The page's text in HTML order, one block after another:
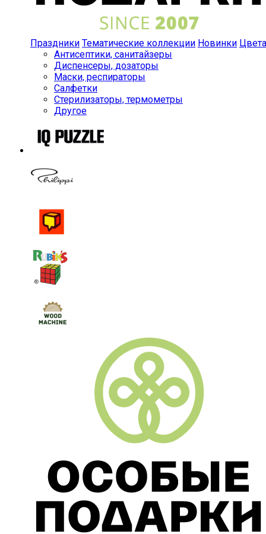
Праздники Тематические коллекции Новинки Цвета
Антисептики, санитайзеры
Диспенсеры, дозаторы
Маски, респираторы
Салфетки
Стерилизаторы, термометры
Другое